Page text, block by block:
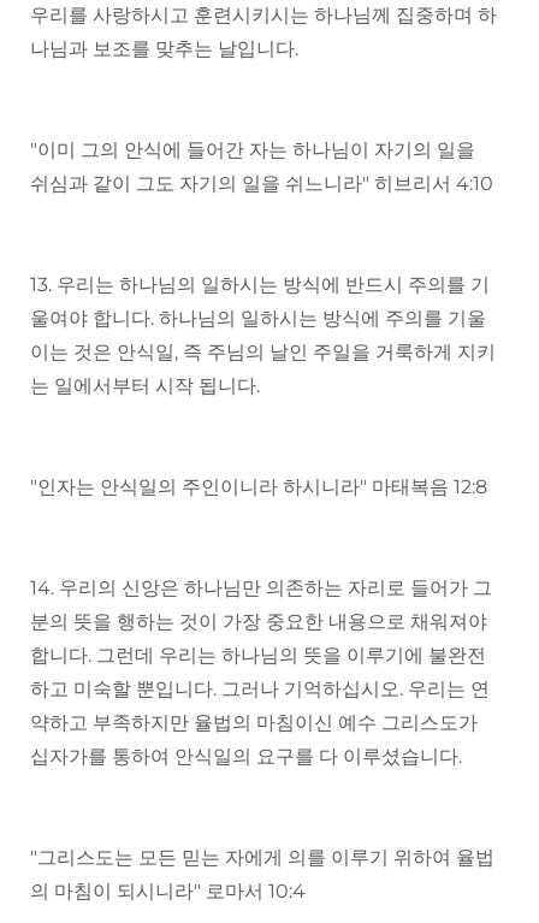
우리를 사랑하시고 훈련시키시는 하나님께 집중하며 하
나님과 보조를 맞추는 날입니다.
"이미 그의 안식에 들어간 자는 하나님이 자기의 일을
쉬심과 같이 그도 자기의 일을 쉬느니라" 히브리서 4:10
13. 우리는 하나님의 일하시는 방식에 반드시 주의를 기
울여야 합니다. 하나님의 일하시는 방식에 주의를 기울
이는 것은 안식일, 즉 주님의 날인 주일을 거룩하게 지키
는 일에서부터 시작 됩니다.
"인자는 안식일의 주인이니라 하시니라" 마태복음 12:8
14. 우리의 신앙은 하나님만 의존하는 자리로 들어가 그
분의 뜻을 행하는 것이 가장 중요한 내용으로 채워져야
합니다. 그런데 우리는 하나님의 뜻을 이루기에 불완전
하고 미숙할 뿐입니다. 그러나 기억하십시오. 우리는 연
약하고 부족하지만 율법의 마침이신 예수 그리스도가
십자가를 통하여 안식일의 요구를 다 이루셨습니다.
"그리스도는 모든 믿는 자에게 의를 이루기 위하여 율법
의 마침이 되시니라" 로마서 10:4